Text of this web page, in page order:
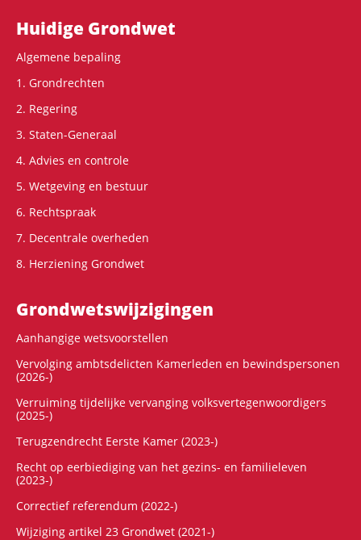
Hoofdnavigatie
Huidige Grondwet
Algemene bepaling
1. Grondrechten
2. Regering
3. Staten-Generaal
4. Advies en controle
5. Wetgeving en bestuur
6. Rechtspraak
7. Decentrale overheden
8. Herziening Grondwet
Grondwets­wijzigingen
Aanhangige wetsvoorstellen
Vervolging ambtsdelicten Kamerleden en bewindspersonen
(2026-)
Verruiming tijdelijke vervanging volksvertegenwoordigers
(2025-)
Terugzendrecht Eerste Kamer (2023-)
Recht op eerbiediging van het gezins- en familieleven
(2023-)
Correctief referendum (2022-)
Wijziging artikel 23 Grondwet (2021-)